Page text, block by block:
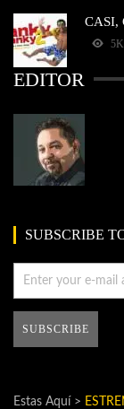
CASI,
5K
EDITOR
SUBSCRIBE
Estas Aquí >